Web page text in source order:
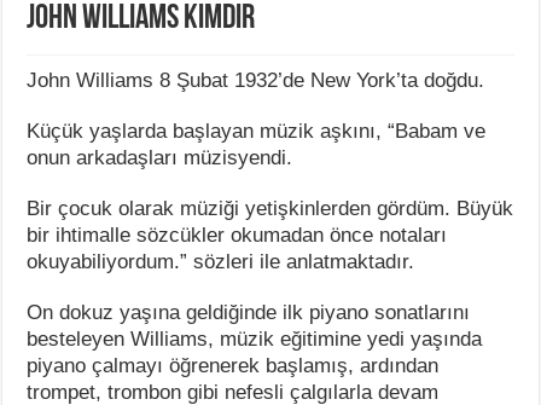
John Williams Kimdir
John Williams 8 Şubat 1932’de New York’ta doğdu.
Küçük yaşlarda başlayan müzik aşkını, “Babam ve
onun arkadaşları müzisyendi.
Bir çocuk olarak müziği yetişkinlerden gördüm. Büyük
bir ihtimalle sözcükler okumadan önce notaları
okuyabiliyordum.” sözleri ile anlatmaktadır.
On dokuz yaşına geldiğinde ilk piyano sonatlarını
besteleyen Williams, müzik eğitimine yedi yaşında
piyano çalmayı öğrenerek başlamış, ardından
trompet, trombon gibi nefesli çalgılarla devam